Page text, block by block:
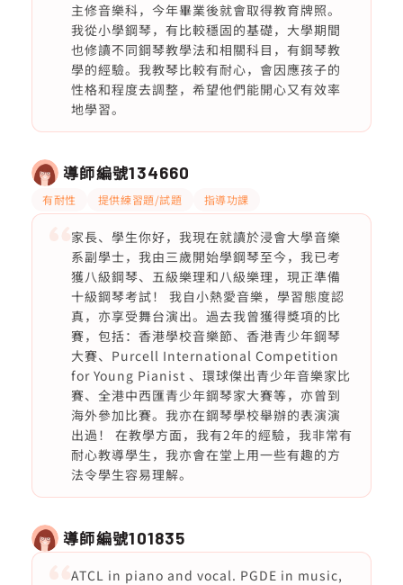
主修音樂科，今年畢業後就會取得教育牌照。
我從小學鋼琴，有比較穩固的基礎，大學期間
也修讀不同鋼琴教學法和相關科目，有鋼琴教
學的經驗。我教琴比較有耐心，會因應孩子的
性格和程度去調整，希望他們能開心又有效率
地學習。
導師編號134660
有耐性 提供練習題/試題 指導功課
家長、學生你好，我現在就讀於浸會大學音樂
系副學士，我由三歲開始學鋼琴至今，我已考
獲八級鋼琴、五級樂理和八級樂理，現正準備
十級鋼琴考試！ 我自小熱愛音樂，學習態度認
真，亦享受舞台演出。過去我曾獲得獎項的比
賽，包括：香港學校音樂節、香港青少年鋼琴
大賽、Purcell International Competition
for Young Pianist 、環球傑出青少年音樂家比
賽、全港中西匯青少年鋼琴家大賽等，亦曾到
海外參加比賽。我亦在鋼琴學校舉辦的表演演
出過！ 在教學方面，我有2年的經驗，我非常有
耐心教導學生，我亦會在堂上用一些有趣的方
法令學生容易理解。
導師編號101835
ATCL in piano and vocal. PGDE in music,